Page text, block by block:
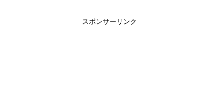
スポンサーリンク